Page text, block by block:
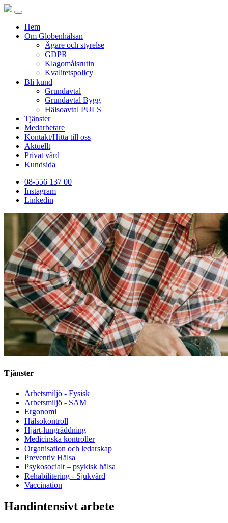
Hem
Om Globenhälsan
Ägare och styrelse
GDPR
Klagomålsrutin
Kvalitetspolicy
Bli kund
Grundavtal
Grundavtal Bygg
Hälsoavtal PULS
Tjänster
Medarbetare
Kontakt/Hitta till oss
Aktuellt
Privat vård
Kundsida
08-556 137 00
Instagram
Linkedin
Tjänster
Arbetsmiljö - Fysisk
Arbetsmiljö - SAM
Ergonomi
Hälsokontroll
Hjärt-lungräddning
Medicinska kontroller
Organisation och ledarskap
Preventiv Hälsa
Psykosocialt – psykisk hälsa
Rehabilitering - Sjukvård
Vaccination
Handintensivt arbete